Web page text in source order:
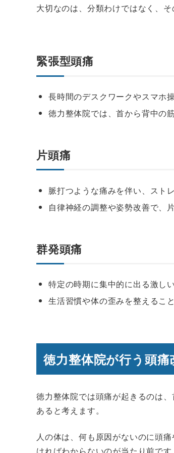
大切なのは、分類わけではなく、そ
緊張型頭痛
長時間のデスクワークやスマホ
徳力整体院では、首から背中の
片頭痛
脈打つような痛みを伴い、スト
自律神経の調整や姿勢改善で、
群発頭痛
特定の時期に集中的に出る激しい
生活習慣や体の歪みを整えるこ
徳力整体院が行う頭
徳力整体院では頭痛が起きるのは
あると考えます。
人の体は、何も原因がないのに頭
ければわからないのが当たり前です